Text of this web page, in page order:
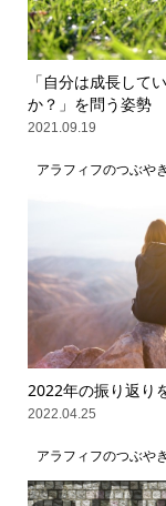
「自分は成長して
か？」を問う姿勢
2021.09.19
アラフィフのつぶやき
2022年の振り返り
2022.04.25
アラフィフのつぶやき